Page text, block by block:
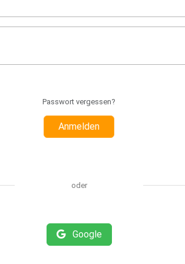
Passwort vergessen?
Anmelden
oder
Google